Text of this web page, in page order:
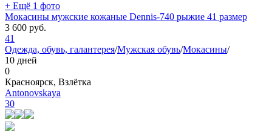
+ Ещё 1 фото
Мокасины мужские кожаные Dennis-740 рыжие 41 размер
3 600 руб.
41
Одежда, обувь, галантерея/Мужская обувь/Мокасины/
10 дней
0
Красноярск, Взлётка
Antonovskaya
30